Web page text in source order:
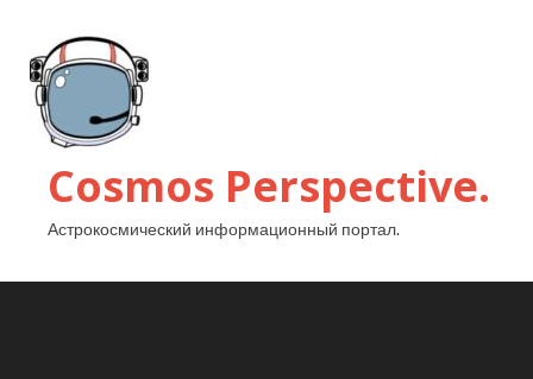
Cosmos Perspective.
Астрокосмический информационный портал.